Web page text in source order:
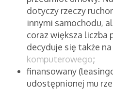
dotyczy rzeczy
innymi samochodu,
coraz większa liczba
decyduje się także
komputerowego;
finansowany
udostępnionej mu